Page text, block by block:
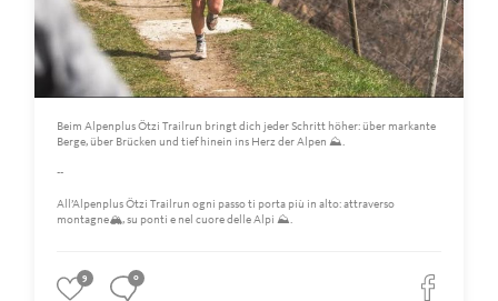
Beim Alpenplus Ötzi Trailrun bringt dich jeder Schritt höher: über markante
Berge, über Brücken und tief hinein ins Herz der Alpen ⛰️.
--
All’Alpenplus Ötzi Trailrun ogni passo ti porta più in alto: attraverso
montagne🏔️, su ponti e nel cuore delle Alpi ⛰️.
9 0